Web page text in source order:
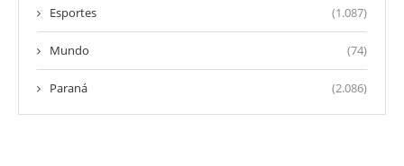
Esportes (1.087)
Mundo (74)
Paraná (2.086)